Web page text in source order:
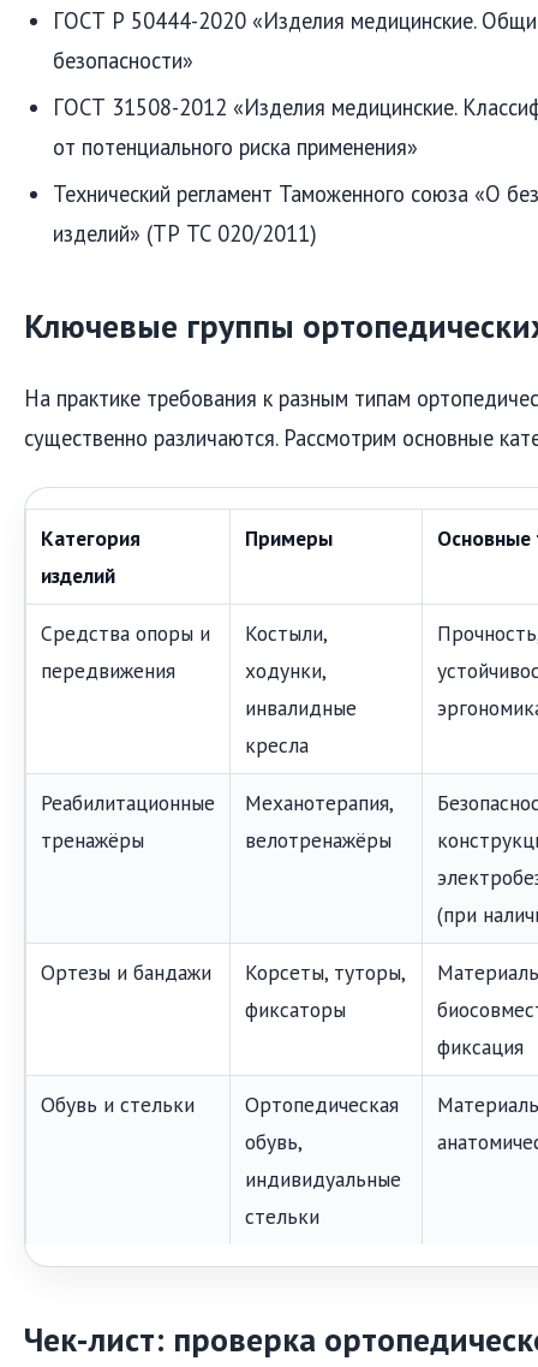
ГОСТ Р 50444-2020 «Изделия медицинские.
безопасности»
ГОСТ 31508-2012 «Изделия медицинские.
от потенциального риска применения»
Технический регламент Таможенного союза «О
изделий» (ТР ТС 020/2011)
Ключевые группы
На практике требования к разным типам
существенно различаются. Рассмотрим основные
Категория
изделий
Примеры Основные
Средства опоры и
передвижения
Костыли,
ходунки,
инвалидные
кресла
Реабилитационные
тренажёры
Механотерапия,
велотренажёры
(при
Ортезы и бандажи
Корсеты, туторы,
фиксаторы
фиксация
Обувь и стельки
Ортопедическая
обувь,
индивидуальные
стельки
Чек-лист: проверка